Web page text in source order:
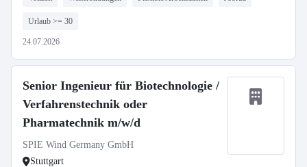
Urlaub >= 30
24.07.2026
Senior Ingenieur für Biotechnologie /
Verfahrenstechnik oder
Pharmatechnik m/w/d
SPIE Wind Germany GmbH
Stuttgart